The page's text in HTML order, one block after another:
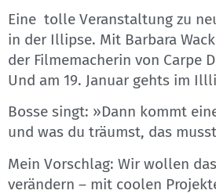
Eine tolle Veranstaltung zu
in der Illipse. Mit Barbara
der Filmemacherin von Carpe
Und am 19. Januar gehts im
Bosse singt: »Dann kommt
und was du träumst, das
Mein Vorschlag: Wir wollen
verändern – mit coolen